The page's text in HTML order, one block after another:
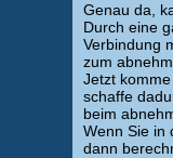
Genau da,
Durch eine
Verbindung
zum
Jetzt
schaffe
beim
Wenn Sie in
dann